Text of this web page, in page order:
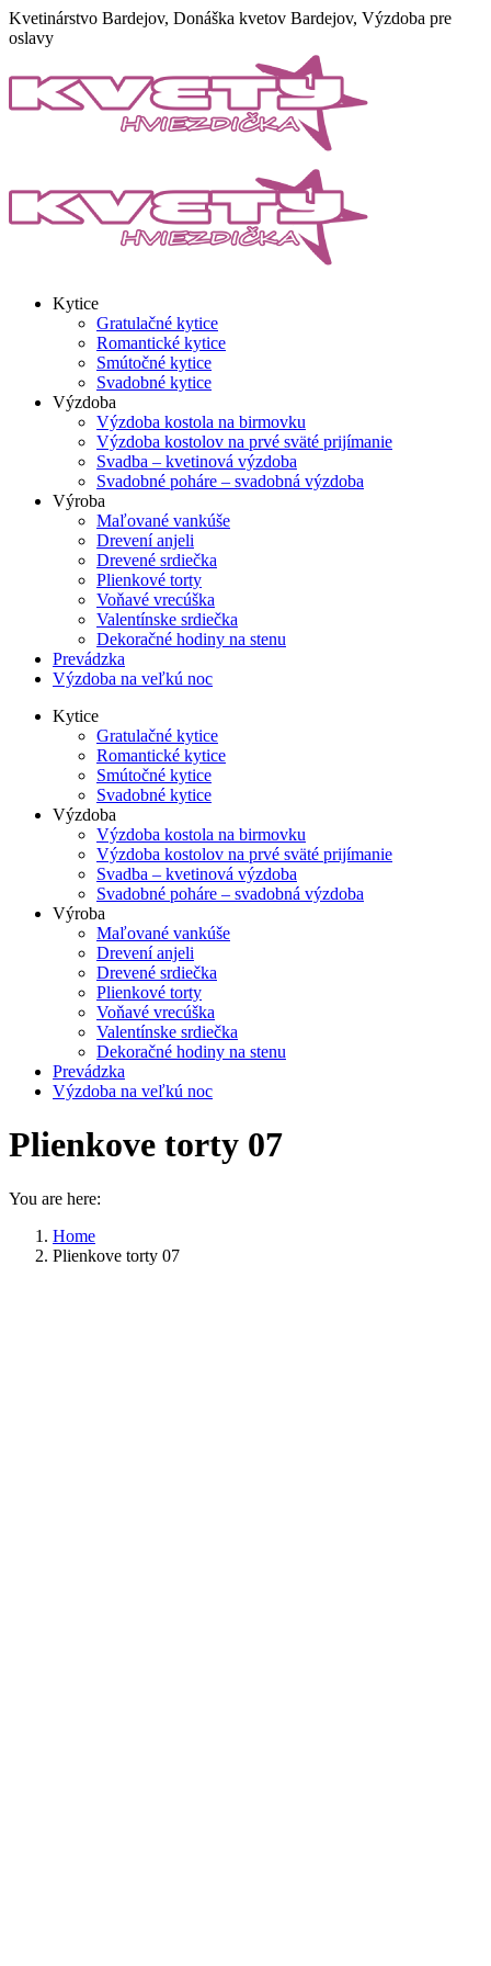
Skip
to
Kvetinárstvo Bardejov, Donáška kvetov Bardejov, Výzdoba pre
oslavy
Kytice
Gratulačné kytice
Romantické kytice
Smútočné kytice
Svadobné kytice
Výzdoba
Výzdoba kostola na birmovku
Výzdoba kostolov na prvé sväté prijímanie
Svadba – kvetinová výzdoba
Svadobné poháre – svadobná výzdoba
Výroba
Maľované vankúše
Drevení anjeli
Drevené srdiečka
Plienkové torty
Voňavé vrecúška
Valentínske srdiečka
Dekoračné hodiny na stenu
Prevádzka
Výzdoba na veľkú noc
Kytice
Gratulačné kytice
Romantické kytice
Smútočné kytice
Svadobné kytice
Výzdoba
Výzdoba kostola na birmovku
Výzdoba kostolov na prvé sväté prijímanie
Svadba – kvetinová výzdoba
Svadobné poháre – svadobná výzdoba
Výroba
Maľované vankúše
Drevení anjeli
Drevené srdiečka
Plienkové torty
Voňavé vrecúška
Valentínske srdiečka
Dekoračné hodiny na stenu
Prevádzka
Výzdoba na veľkú noc
Plienkove torty 07
You are here:
Home
Plienkove torty 07